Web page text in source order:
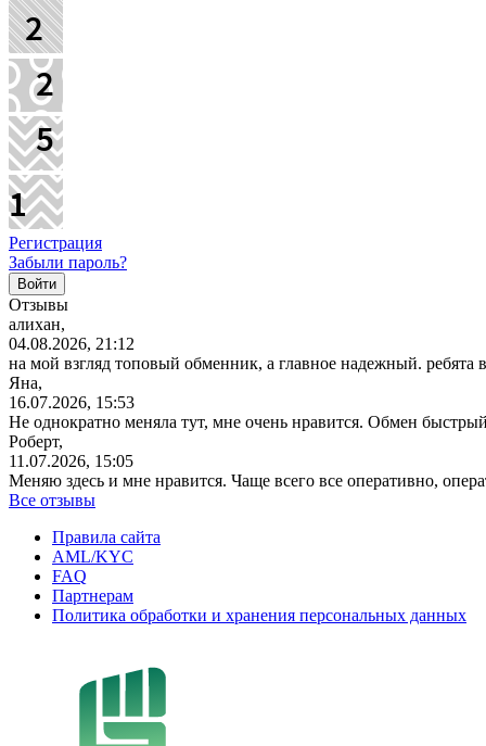
Регистрация
Забыли пароль?
Отзывы
алихан,
04.08.2026, 21:12
на мой взгляд топовый обменник, а главное надежный.
Яна,
16.07.2026, 15:53
Не однократно меняла тут, мне очень нравится. Обмен
Роберт,
11.07.2026, 15:05
Меняю здесь и мне нравится. Чаще всего все оперативно,
Все отзывы
Правила сайта
AML/KYC
FAQ
Партнерам
Политика обработки и хранения персональных данных